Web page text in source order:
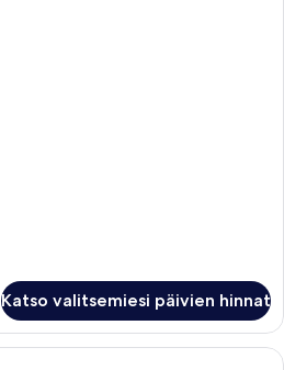
Katso valitsemiesi päivien hinnat